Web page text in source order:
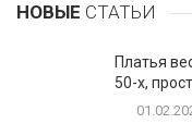
НОВЫЕ СТАТЬИ
Платья
50-х,